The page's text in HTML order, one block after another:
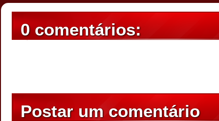
0 comentários:
Postar um comentário